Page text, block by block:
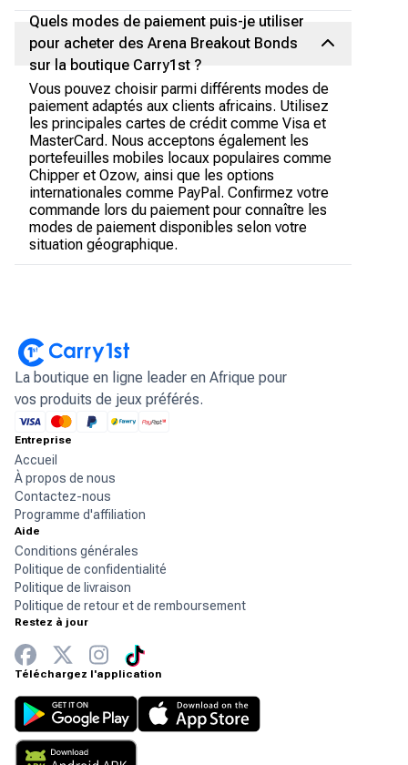
Quels modes de paiement puis-je utiliser
pour acheter des Arena Breakout Bonds
sur la boutique Carry1st ?
Vous pouvez choisir parmi différents modes de
paiement adaptés aux clients africains. Utilisez
les principales cartes de crédit comme Visa et
MasterCard. Nous acceptons également les
portefeuilles mobiles locaux populaires comme
Chipper et Ozow, ainsi que les options
internationales comme PayPal. Confirmez votre
commande lors du paiement pour connaître les
modes de paiement disponibles selon votre
situation géographique.
La boutique en ligne leader en Afrique pour
vos produits de jeux préférés.
Entreprise
Accueil
À propos de nous
Contactez-nous
Programme d'affiliation
Aide
Conditions générales
Politique de confidentialité
Politique de livraison
Politique de retour et de remboursement
Restez à jour
Téléchargez l'application